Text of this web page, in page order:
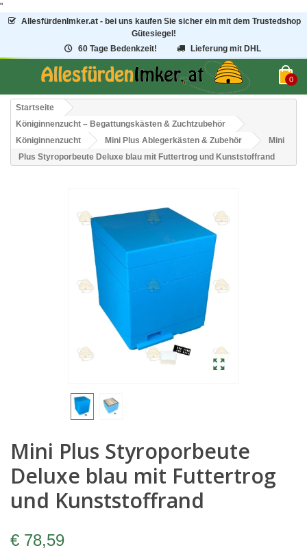
"
AllesfürdenImker.at - bei uns kaufen Sie sicher ein mit dem Trustedshop
Gütesiegel!
60 Tage Bedenkzeit!
Lieferung mit DHL
0
Startseite
Königinnenzucht – Begattungskästen & Zuchtzubehör
Königinnenzucht
Mini Plus Ablegerkästen & Zubehör
Mini
Plus Styroporbeute Deluxe blau mit Futtertrog und Kunststoffrand
Mini Plus Styroporbeute
Deluxe blau mit Futtertrog
und Kunststoffrand
€ 78,59